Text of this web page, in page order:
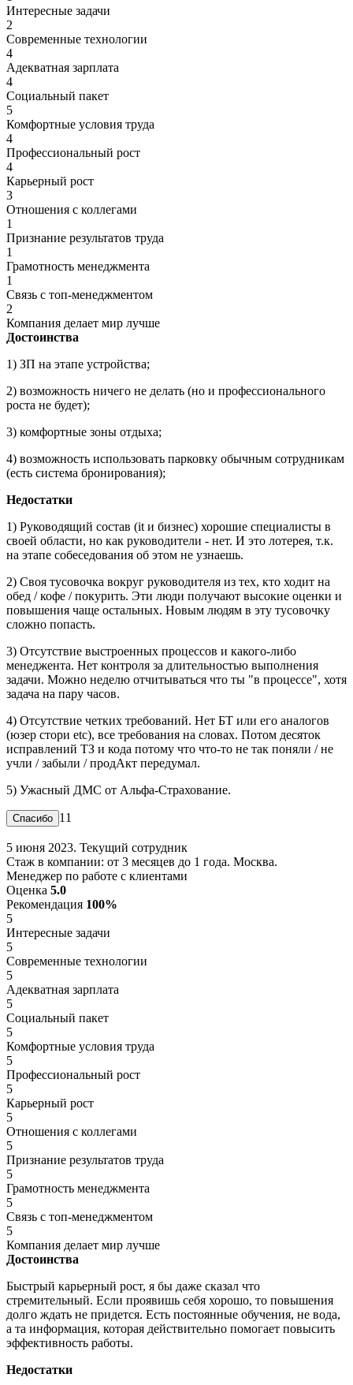
Интересные задачи
2
Современные технологии
4
Адекватная зарплата
4
Социальный пакет
5
Комфортные условия труда
4
Профессиональный рост
4
Карьерный рост
3
Отношения с коллегами
1
Признание результатов труда
1
Грамотность менеджмента
1
Связь с топ-менеджментом
2
Компания делает мир лучше
Достоинства
1) ЗП на этапе устройства;
2) возможность ничего не делать (но и профессионального
роста не будет);
3) комфортные зоны отдыха;
4) возможность использовать парковку обычным сотрудникам
(есть система бронирования);
Недостатки
1) Руководящий состав (it и бизнес) хорошие специалисты в
своей области, но как руководители - нет. И это лотерея, т.к.
на этапе собеседования об этом не узнаешь.
2) Своя тусовочка вокруг руководителя из тех, кто ходит на
обед / кофе / покурить. Эти люди получают высокие оценки и
повышения чаще остальных. Новым людям в эту тусовочку
сложно попасть.
3) Отсутствие выстроенных процессов и какого-либо
менеджента. Нет контроля за длительностью выполнения
задачи. Можно неделю отчитываться что ты "в процессе", хотя
задача на пару часов.
4) Отсутствие четких требований. Нет БТ или его аналогов
(юзер стори etc), все требования на словах. Потом десяток
исправлений ТЗ и кода потому что что-то не так поняли / не
учли / забыли / продАкт передумал.
5) Ужасный ДМС от Альфа-Страхование.
11
5 июня 2023. Текущий сотрудник
Стаж в компании: от 3 месяцев до 1 года. Москва.
Менеджер по работе с клиентами
Оценка 5.0
Рекомендация 100%
5
Интересные задачи
5
Современные технологии
5
Адекватная зарплата
5
Социальный пакет
5
Комфортные условия труда
5
Профессиональный рост
5
Карьерный рост
5
Отношения с коллегами
5
Признание результатов труда
5
Грамотность менеджмента
5
Связь с топ-менеджментом
5
Компания делает мир лучше
Достоинства
Быстрый карьерный рост, я бы даже сказал что
стремительный. Если проявишь себя хорошо, то повышения
долго ждать не придется. Есть постоянные обучения, не вода,
а та информация, которая действительно помогает повысить
эффективность работы.
Недостатки